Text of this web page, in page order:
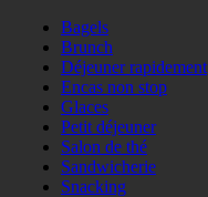
Bagels
Brunch
Déjeuner rapidement
Encas non stop
Glaces
Petit déjeuner
Salon de thé
Sandwicherie
Snacking